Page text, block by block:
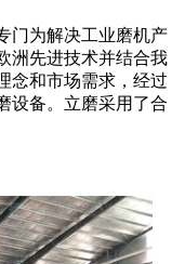
门为解决工业磨机产
洲先进技术并结合我
念和市场需求，经过
设备。立磨采用了合